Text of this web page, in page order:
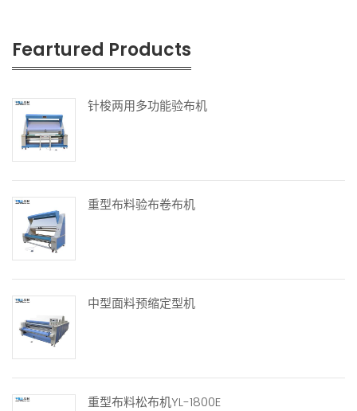
Feartured Products
针梭两用多功能验布机
重型布料验布卷布机
中型面料预缩定型机
重型布料松布机YL-1800E